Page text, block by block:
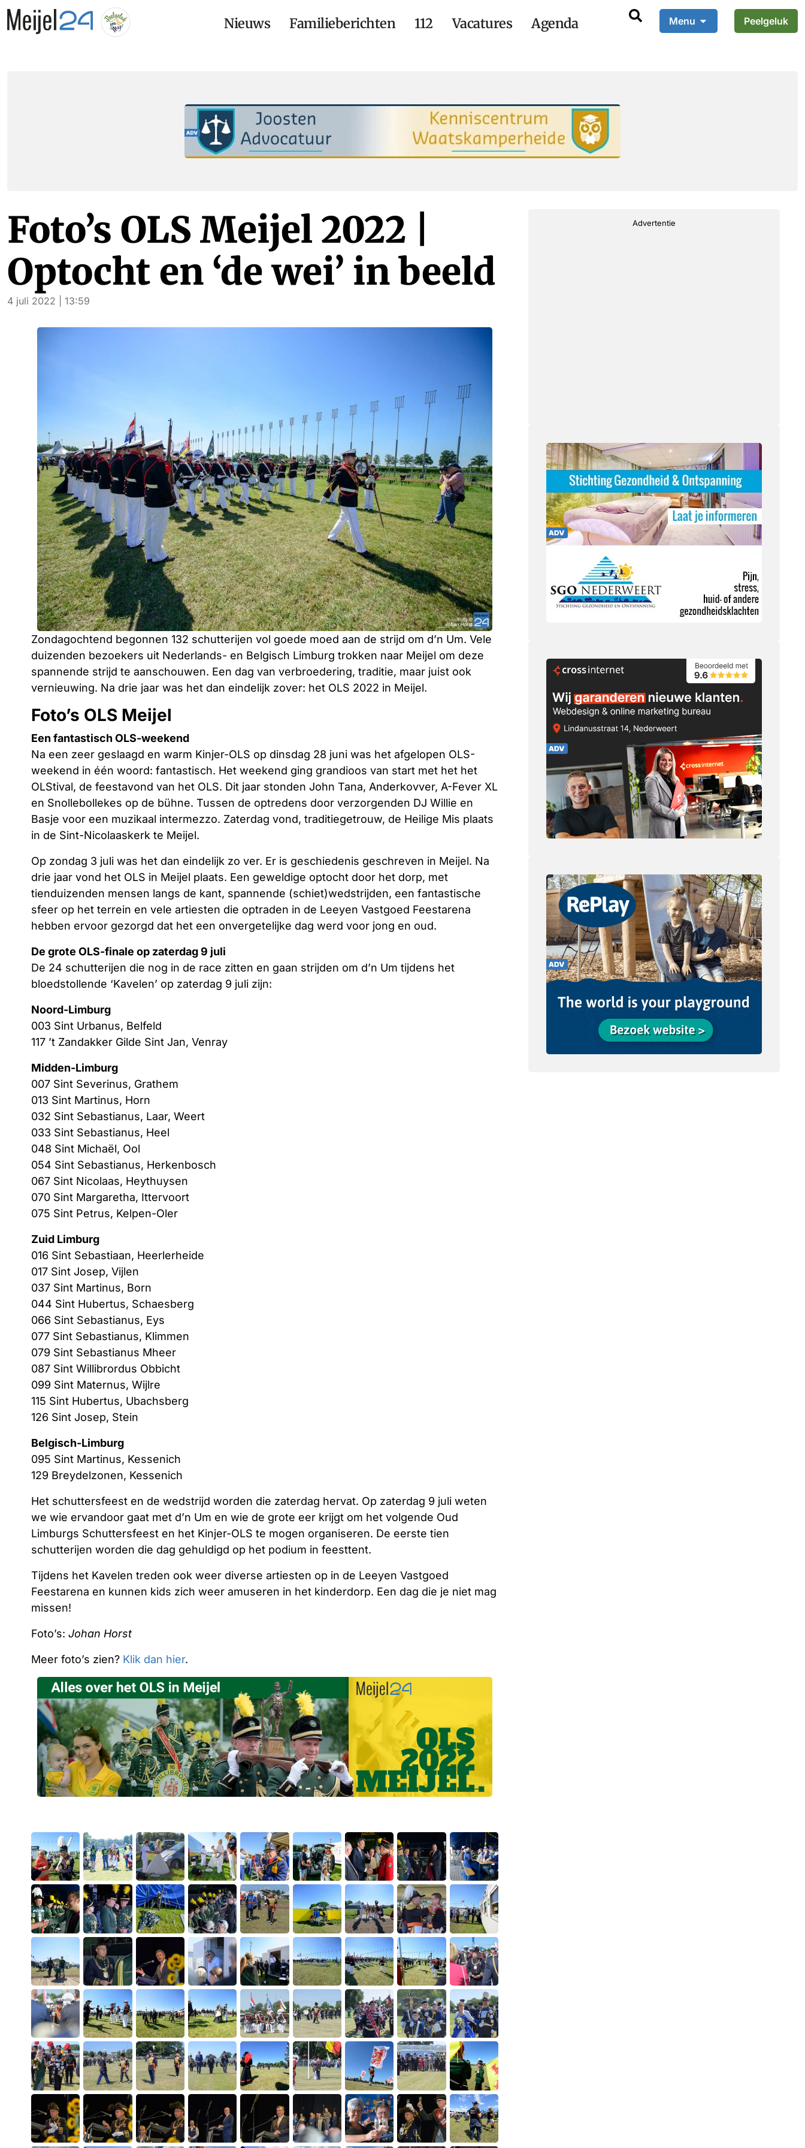
Nieuws Familieberichten 112 Vacatures Agenda Menu Peelgeluk
Foto’s OLS Meijel 2022 |
Optocht en ‘de wei’ in beeld
4 juli 2022 | 13:59
Zondagochtend begonnen 132 schutterijen vol goede moed aan de strijd om d’n Um. Vele
duizenden bezoekers uit Nederlands- en Belgisch Limburg trokken naar Meijel om deze
spannende strijd te aanschouwen. Een dag van verbroedering, traditie, maar juist ook
vernieuwing. Na drie jaar was het dan eindelijk zover: het OLS 2022 in Meijel.
Foto’s OLS Meijel
Een fantastisch OLS-weekend
Na een zeer geslaagd en warm Kinjer-OLS op dinsdag 28 juni was het afgelopen OLS-
weekend in één woord: fantastisch. Het weekend ging grandioos van start met het het
OLStival, de feestavond van het OLS. Dit jaar stonden John Tana, Anderkovver, A-Fever XL
en Snollebollekes op de bühne. Tussen de optredens door verzorgenden DJ Willie en
Basje voor een muzikaal intermezzo. Zaterdag vond, traditiegetrouw, de Heilige Mis plaats
in de Sint-Nicolaaskerk te Meijel.
Op zondag 3 juli was het dan eindelijk zo ver. Er is geschiedenis geschreven in Meijel. Na
drie jaar vond het OLS in Meijel plaats. Een geweldige optocht door het dorp, met
tienduizenden mensen langs de kant, spannende (schiet)wedstrijden, een fantastische
sfeer op het terrein en vele artiesten die optraden in de Leeyen Vastgoed Feestarena
hebben ervoor gezorgd dat het een onvergetelijke dag werd voor jong en oud.
De grote OLS-finale op zaterdag 9 juli
De 24 schutterijen die nog in de race zitten en gaan strijden om d’n Um tijdens het
bloedstollende ‘Kavelen’ op zaterdag 9 juli zijn:
Noord-Limburg
003 Sint Urbanus, Belfeld
117 ’t Zandakker Gilde Sint Jan, Venray
Midden-Limburg
007 Sint Severinus, Grathem
013 Sint Martinus, Horn
032 Sint Sebastianus, Laar, Weert
033 Sint Sebastianus, Heel
048 Sint Michaël, Ool
054 Sint Sebastianus, Herkenbosch
067 Sint Nicolaas, Heythuysen
070 Sint Margaretha, Ittervoort
075 Sint Petrus, Kelpen-Oler
Zuid Limburg
016 Sint Sebastiaan, Heerlerheide
017 Sint Josep, Vijlen
037 Sint Martinus, Born
044 Sint Hubertus, Schaesberg
066 Sint Sebastianus, Eys
077 Sint Sebastianus, Klimmen
079 Sint Sebastianus Mheer
087 Sint Willibrordus Obbicht
099 Sint Maternus, Wijlre
115 Sint Hubertus, Ubachsberg
126 Sint Josep, Stein
Belgisch-Limburg
095 Sint Martinus, Kessenich
129 Breydelzonen, Kessenich
Het schuttersfeest en de wedstrijd worden die zaterdag hervat. Op zaterdag 9 juli weten
we wie ervandoor gaat met d’n Um en wie de grote eer krijgt om het volgende Oud
Limburgs Schuttersfeest en het Kinjer-OLS te mogen organiseren. De eerste tien
schutterijen worden die dag gehuldigd op het podium in feesttent.
Tijdens het Kavelen treden ook weer diverse artiesten op in de Leeyen Vastgoed
Feestarena en kunnen kids zich weer amuseren in het kinderdorp. Een dag die je niet mag
missen!
Foto’s: Johan Horst
Meer foto’s zien? Klik dan hier.
Advertentie